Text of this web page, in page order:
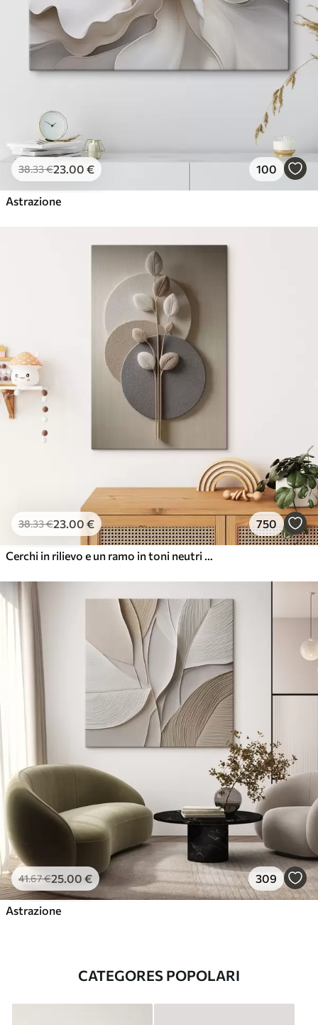
38.33€23.00 € 100
Astrazione
38.33€23.00 € 750
Cerchi in rilievo e un ramo in toni neutri caldi
41.67€25.00 € 309
Astrazione
CATEGORES POPOLARI